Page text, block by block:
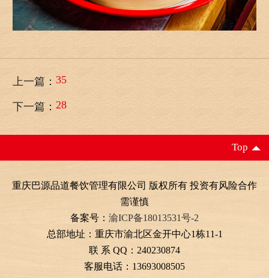
上一篇： 35
下一篇： 28
Top
重庆巴源品道餐饮管理有限公司 版权所有 投资有风险合作
需谨慎
备案号： 渝ICP备18013531号-2
总部地址：重庆市渝北区金开中心1栋11-1
联 系 QQ：240230874
客服电话：13693008505